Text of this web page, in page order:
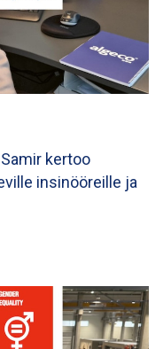
kertoo
insinööreille ja